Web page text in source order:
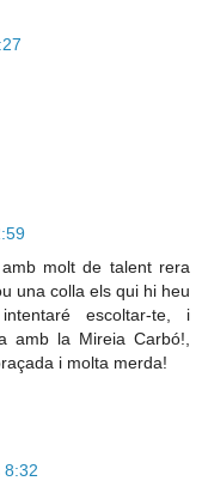
molt de talent rera
una colla els qui hi heu
escoltar-te, i
amb la Mireia Carbó!,
i molta merda!
8:32